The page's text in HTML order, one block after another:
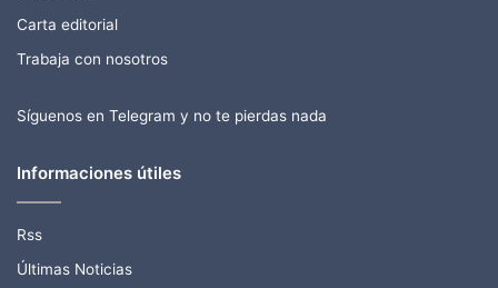
Carta editorial
Trabaja con nosotros
Síguenos en Telegram y no te pierdas nada
Informaciones útiles
Rss
Últimas Noticias